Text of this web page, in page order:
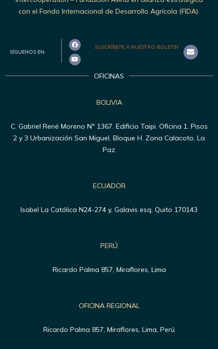
con el Fondo Internacional de Desarrollo Agrícola (FIDA).
SÍGUENOS EN:
SUSCRÍBETE A NUESTRO BOLETÍN
OFICINAS
BOLIVIA
C. Gabriel René Moreno N° 1367. Edificio Taipi. Oficina 1. Pisos
2 y 3 Urbanización San Miguel, Bloque H. Zona Calacoto, La
Paz
ECUADOR
Isabel La Católica N24-274 y, Galavis esq, Quito 170143
PERÚ
Ricardo Palma 857, Miraflores, Lima
OFICINA REGIONAL
Ricardo Palma 857, Miraflores, Lima, Perú